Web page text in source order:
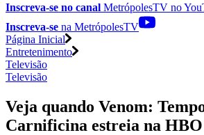
Inscreva-se no canal MetrópolesTV no
Inscreva-se na MetrópolesTV
Página Inicial
Entretenimento
Televisão
Televisão
Veja quando Venom:
Carnificina estreia na